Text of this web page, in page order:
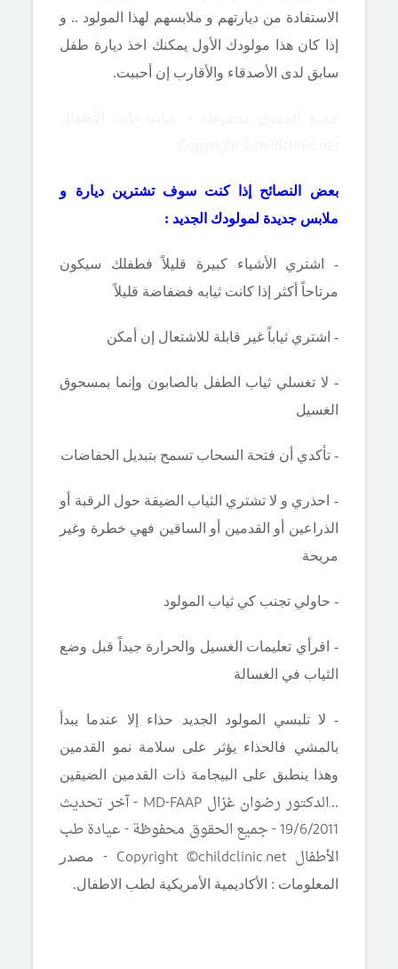
الاستفادة من ديارتهم و ملابسهم لهذا المولود .. و
إذا كان هذا مولودك الأول يمكنك اخذ ديارة طفل
سابق لدى الأصدقاء والأقارب إن أحببت.
بعض النصائح إذا كنت سوف تشترين ديارة و
ملابس جديدة لمولودك الجديد :
- اشتري الأشياء كبيرة قليلاً فطفلك سيكون
مرتاحاً أكثر إذا كانت ثيابه فضفاضة قليلاً
- اشتري ثياباً غير قابلة للاشتعال إن أمكن
- لا تغسلي ثياب الطفل بالصابون وإنما بمسحوق
الغسيل
- تأكدي أن فتحة السحاب تسمح بتبديل الحفاضات
- احذري و لا تشتري الثياب الضيقة حول الرقبة أو
الذراعين أو القدمين أو الساقين فهي خطرة وغير
مريحة
- حاولي تجنب كي ثياب المولود
- اقرأي تعليمات الغسيل والحرارة جيداً قبل وضع
الثياب في الغسالة
- لا تلبسي المولود الجديد حذاء إلا عندما يبدأ
بالمشي فالحذاء يؤثر على سلامة نمو القدمين
وهذا ينطبق على البيجامة ذات القدمين الضيقين
..
.الدكتور رضوان غزال MD-FAAP - آخر تحديث
19/6/2011 - جميع الحقوق محفوظة - عيادة طب
الأطفال Copyright ©childclinic.net -
مصدر
المعلومات : الأكاديمية الأمريكية لطب الاطفال.